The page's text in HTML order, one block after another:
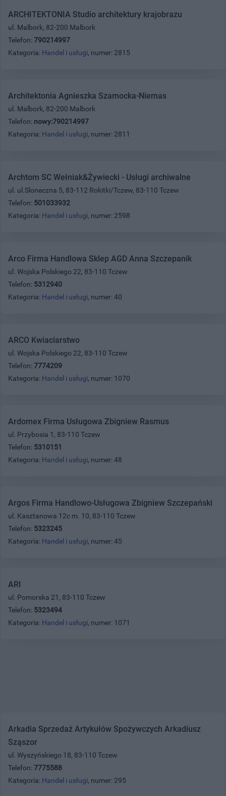
ARCHITEKTONIA Studio architektury krajobrazu
ul. Malbork, 82-200 Malbork
Telefon: 790214997
Kategoria: Handel i usługi, numer: 2815
Architektonia Agnieszka Szamocka-Niemas
ul. Malbork, 82-200 Malbork
Telefon: nowy:790214997
Kategoria: Handel i usługi, numer: 2811
Archtom SC Wełniak&Żywiecki - Usługi archiwalne
ul. ul.Sloneczna 5, 83-112 Rokitki/Tczew, 83-110 Tczew
Telefon: 501033932
Kategoria: Handel i usługi, numer: 2598
Arco Firma Handlowa Sklep AGD Anna Szczepanik
ul. Wojska Polskiego 22, 83-110 Tczew
Telefon: 5312940
Kategoria: Handel i usługi, numer: 40
ARCO Kwiaciarstwo
ul. Wojska Polskiego 22, 83-110 Tczew
Telefon: 7774209
Kategoria: Handel i usługi, numer: 1070
Ardomex Firma Usługowa Zbigniew Rasmus
ul. Przybosia 1, 83-110 Tczew
Telefon: 5310151
Kategoria: Handel i usługi, numer: 48
Argos Firma Handlowo-Usługowa Zbigniew Szczepański
ul. Kasztanowa 12c m. 10, 83-110 Tczew
Telefon: 5323245
Kategoria: Handel i usługi, numer: 45
ARI
ul. Pomorska 21, 83-110 Tczew
Telefon: 5323494
Kategoria: Handel i usługi, numer: 1071
Arkadia Sprzedaż Artykułów Spożywczych Arkadiusz
Sząszor
ul. Wyszyńskiego 18, 83-110 Tczew
Telefon: 7775588
Kategoria: Handel i usługi, numer: 295